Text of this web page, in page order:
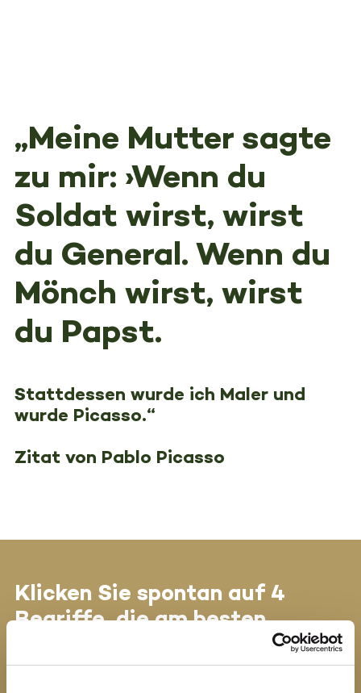
„Meine Mutter sagte
zu mir: ›Wenn du
Soldat wirst, wirst
du General. Wenn du
Mönch wirst, wirst
du Papst.
Stattdessen wurde ich Maler und
wurde Picasso.“
Zitat von Pablo Picasso
Klicken Sie spontan auf 4
Begriffe, die am besten
beschreiben, was Sie aktuell
am meisten bewegt.